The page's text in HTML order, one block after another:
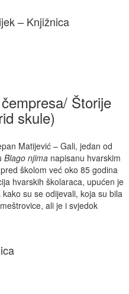
– Knjižnica
Štorije
skule)
Matijević – Gali, jedan od
Blago njima napisanu hvarskim
školom već oko 85 godina
hvarskih školaraca, upućen je
su se odijevali, koja su bila
ali je i svjedok